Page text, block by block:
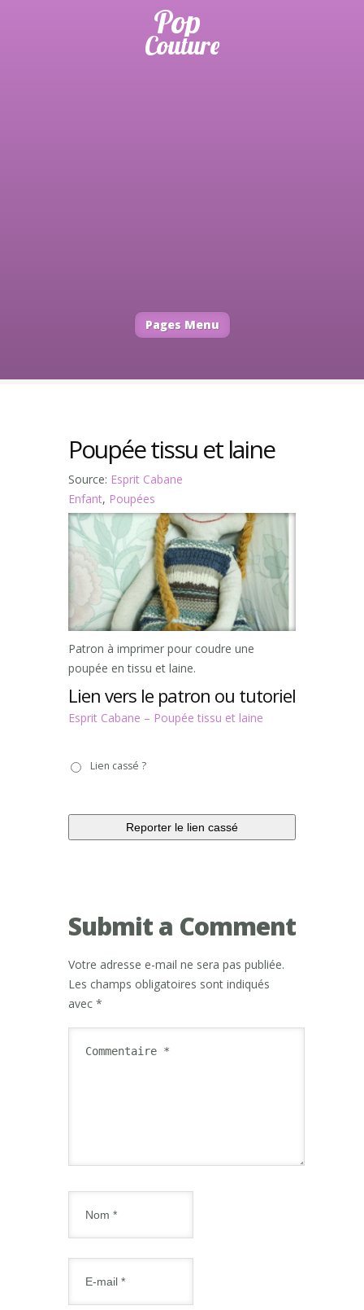
Pages Menu
Poupée tissu et laine
Source: Esprit Cabane
Enfant, Poupées
Patron à imprimer pour coudre une
poupée en tissu et laine.
Lien vers le patron ou tutoriel
Esprit Cabane – Poupée tissu et laine
casséLien cassé ?
Submit a Comment
Votre adresse e-mail ne sera pas publiée.
Les champs obligatoires sont indiqués
avec *